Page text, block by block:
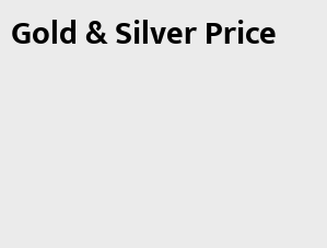
Gold & Silver Price